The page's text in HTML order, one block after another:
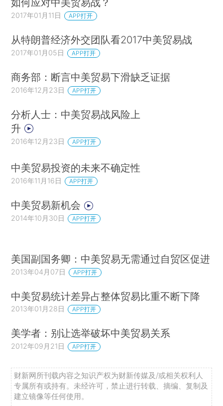
2017年01月11日 APP打开
从特朗普经济外交团队看2017中美贸易战
2017年01月05日 APP打开
商务部：断言中美贸易下滑缺乏证据
2016年12月23日 APP打开
分析人士：中美贸易战风险上
升
2016年12月23日 APP打开
中美贸易投资的未来不确定性
2016年11月16日 APP打开
中美贸易新机会
2014年10月30日 APP打开
美国副国务卿：中美贸易无需通过自贸区促进
2013年04月07日 APP打开
中美贸易统计差异占整体贸易比重不断下降
2013年01月28日 APP打开
美学者：别让选举破坏中美贸易关系
2012年09月21日 APP打开
财新网所刊载内容之知识产权为财新传媒及/或相关权利人
专属所有或持有。未经许可，禁止进行转载、摘编、复制及
建立镜像等任何使用。